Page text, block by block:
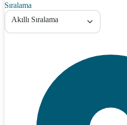
Sıralama
Akıllı Sıralama